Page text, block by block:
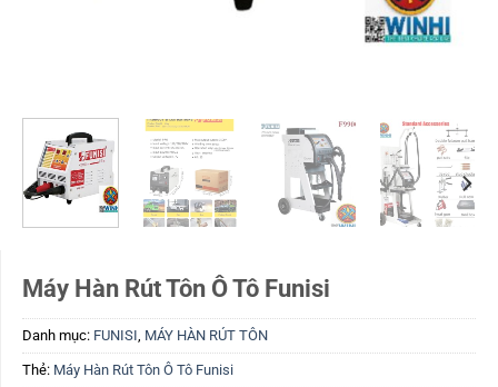
Máy Hàn Rút Tôn Ô Tô Funisi
Danh mục: FUNISI MÁY HÀN RÚT TÔN
Thẻ: Máy Hàn Rút Tôn Ô Tô Funisi